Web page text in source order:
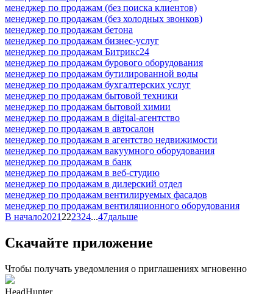
менеджер по продажам (без поиска клиентов)
менеджер по продажам (без холодных звонков)
менеджер по продажам бетона
менеджер по продажам бизнес-услуг
менеджер по продажам Битрикс24
менеджер по продажам бурового оборудования
менеджер по продажам бутилированной воды
менеджер по продажам бухгалтерских услуг
менеджер по продажам бытовой техники
менеджер по продажам бытовой химии
менеджер по продажам в digital-агентство
менеджер по продажам в автосалон
менеджер по продажам в агентство недвижимости
менеджер по продажам вакуумного оборудования
менеджер по продажам в банк
менеджер по продажам в веб-студию
менеджер по продажам в дилерский отдел
менеджер по продажам вентилируемых фасадов
менеджер по продажам вентиляционного оборудования
В начало2021 222324...47дальше
Скачайте приложение
Чтобы получать уведомления о приглашениях мгновенно
HeadHunter